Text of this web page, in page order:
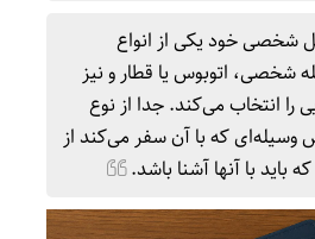
شخصی خود یکی از انواع
شخصی، اتوبوس یا قطار و نیز
را انتخاب می‌کند. جدا از نوع
که با آن سفر می‌کند از
باید با آنها آشنا باشد.